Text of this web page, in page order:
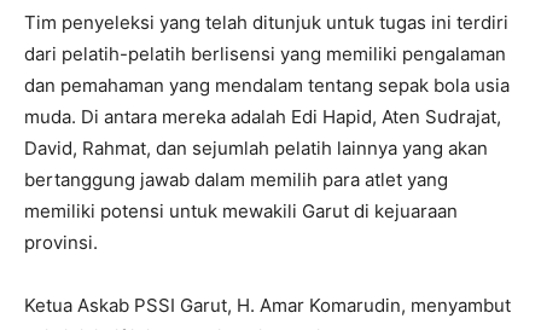
Tim penyeleksi yang telah ditunjuk untuk tugas ini terdiri
dari pelatih-pelatih berlisensi yang memiliki pengalaman
dan pemahaman yang mendalam tentang sepak bola usia
muda. Di antara mereka adalah Edi Hapid, Aten Sudrajat,
David, Rahmat, dan sejumlah pelatih lainnya yang akan
bertanggung jawab dalam memilih para atlet yang
memiliki potensi untuk mewakili Garut di kejuaraan
provinsi.
Ketua Askab PSSI Garut, H. Amar Komarudin, menyambut